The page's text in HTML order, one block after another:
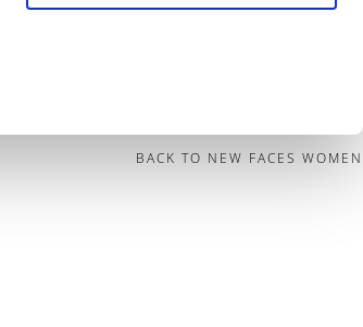
BACK TO NEW FACES WOMEN